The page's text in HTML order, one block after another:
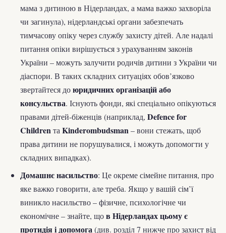
мама з дитиною в Нідерландах, а мама важко захворіла
чи загинула), нідерландські органи забезпечать
тимчасову опіку через службу захисту дітей. Але надалі
питання опіки вирішується з урахуванням законів
України – можуть залучити родичів дитини з України чи
діаспори. В таких складних ситуаціях обов’язково
звертайтеся доюридичних організацій або
консульства. Існують фонди, які спеціально опікуються
правами дітей-біженців (наприклад, Defence for
Childrenта Kinderombudsman– вони стежать, щоб
права дитини не порушувалися, і можуть допомогти у
складних випадках).
Домашнє насильство: Це окреме сімейне питання, про
яке важко говорити, але треба. Якщо у вашій сім’ї
виникло насильство – фізичне, психологічне чи
економічне – знайте, щов Нідерландах цьому є
протидія і допомога(див. розділ 7 нижче про захист від